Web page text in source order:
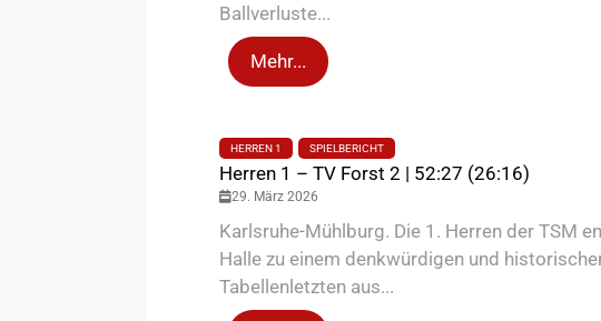
Ballverluste...
Mehr...
HERREN 1 SPIELBERICHT
Herren 1 – TV Forst 2 | 52:27 (26:16)
29. März 2026
Karlsruhe-Mühlburg. Die 1. Herren der TSM
Halle zu einem denkwürdigen und
Tabellenletzten aus...